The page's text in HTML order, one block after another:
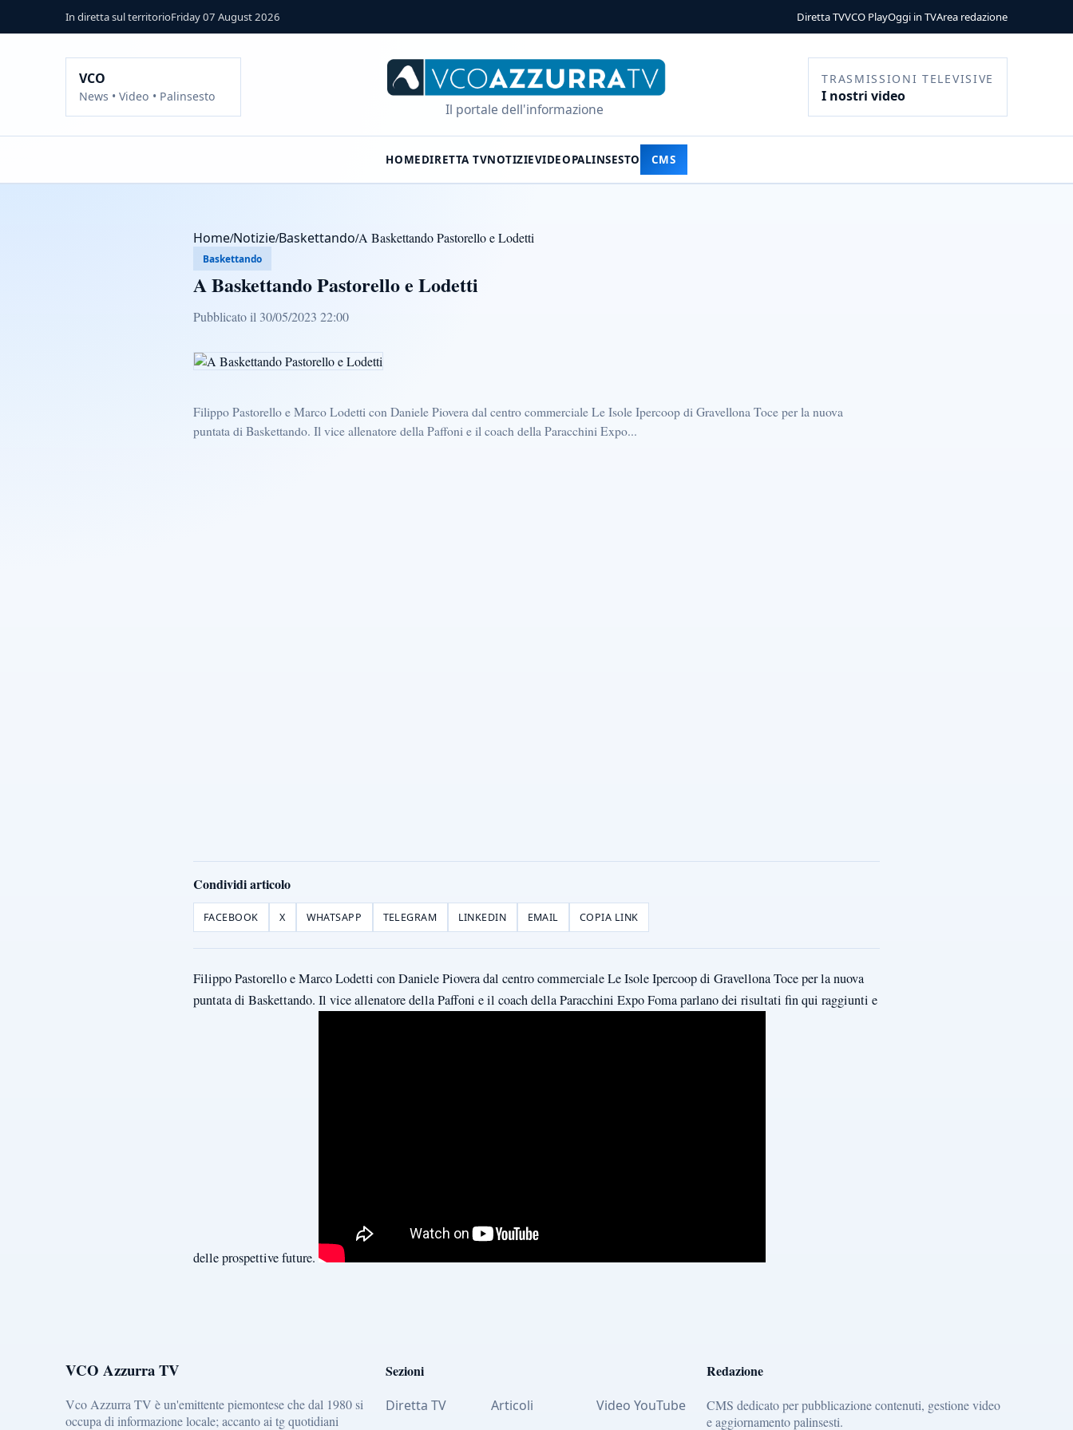
In diretta sul territorioFriday 07 August 2026 Diretta TVVCO PlayOggi in TVArea redazione
VCO
News • Video • Palinsesto
Il portale dell'informazione
TRASMISSIONI TELEVISIVE
I nostri video
HOMEDIRETTA TVNOTIZIEVIDEOPALINSESTO CMS
Home/Notizie/Baskettando/A Baskettando Pastorello e Lodetti
Baskettando
A Baskettando Pastorello e Lodetti
Pubblicato il 30/05/2023 22:00
Filippo Pastorello e Marco Lodetti con Daniele Piovera dal centro commerciale Le Isole Ipercoop di Gravellona Toce per la nuova
puntata di Baskettando. Il vice allenatore della Paffoni e il coach della Paracchini Expo...
Condividi articolo
FACEBOOK X WHATSAPP TELEGRAM LINKEDIN EMAIL COPIA LINK
Filippo Pastorello e Marco Lodetti con Daniele Piovera dal centro commerciale Le Isole Ipercoop di Gravellona Toce per la nuova
puntata di Baskettando. Il vice allenatore della Paffoni e il coach della Paracchini Expo Foma parlano dei risultati fin qui raggiunti e
delle prospettive future.
VCO Azzurra TV
Vco Azzurra TV è un'emittente piemontese che dal 1980 si
occupa di informazione locale; accanto ai tg quotidiani
Sezioni
Diretta TV Articoli
Video YouTube
Redazione
CMS dedicato per pubblicazione contenuti, gestione video
e aggiornamento palinsesti.